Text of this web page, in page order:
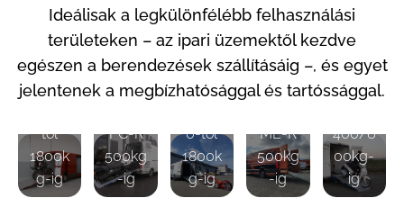
Ideálisak a legkülönfélébb felhasználási
területeken – az ipari üzemektől kezdve
egészen a berendezések szállításáig –, és egyet
jelentenek a megbízhatósággal és tartóssággal.
WM
PC
tól
1800k
g-ig
PC-R
500kg
-ig
WM
0-tól
1800k
g-ig
ME-R
500kg
-ig
WM
Light
400/6
00kg-
ig
WM
WM
READ
WM
WM
Light -
WM
Telesc
opic